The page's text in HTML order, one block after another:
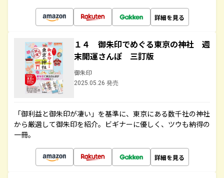
詳細を見る
１４ 御朱印でめぐる東京の神社 週
末開運さんぽ 三訂版
御朱印
2025.05.26 発売
「御利益と御朱印が凄い」を基準に、東京にある数千社の神社
から厳選して御朱印を紹介。ビギナーに優しく、ツウも納得の
一冊。
詳細を見る